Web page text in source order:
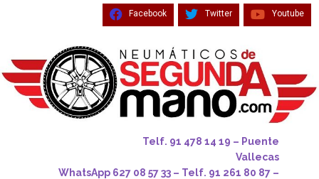
Facebook Twitter Youtube
Telf. 91 478 14 19 – Puente
Vallecas
WhatsApp 627 08 57 33 – Telf. 91 261 80 87 –